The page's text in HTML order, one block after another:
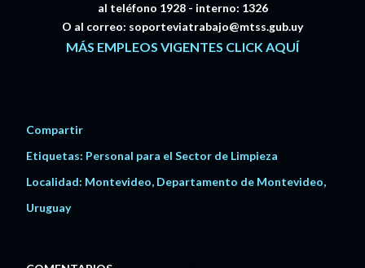
al teléfono 1928 - interno: 1326
O al correo: soporteviatrabajo@mtss.gub.uy
MÁS EMPLEOS VIGENTES CLICK AQUÍ
Compartir
Etiquetas: Personal para el Sector de Limpieza
Localidad: Montevideo, Departamento de Montevideo,
Uruguay